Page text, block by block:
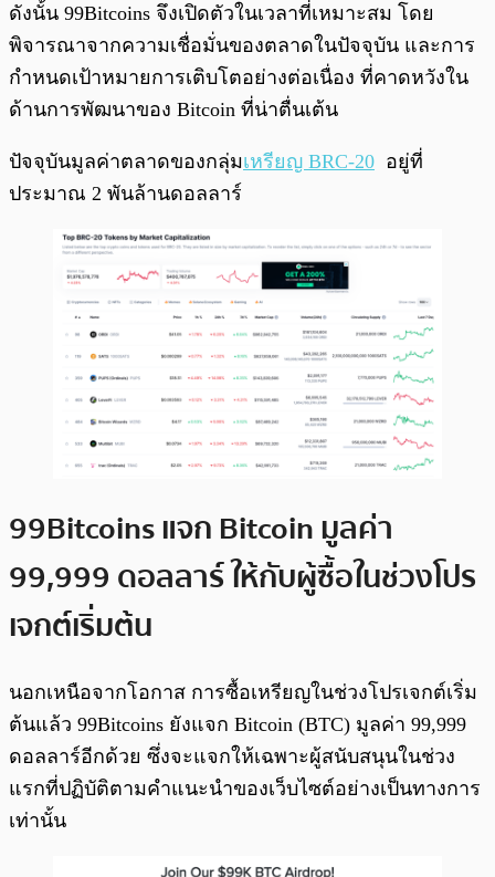
ดังนั้น 99Bitcoins จึงเปิดตัวในเวลาที่เหมาะสม โดย
พิจารณาจากความเชื่อมั่นของตลาดในปัจจุบัน และการ
กำหนดเป้าหมายการเติบโตอย่างต่อเนื่อง ที่คาดหวังใน
ด้านการพัฒนาของ Bitcoin ที่น่าตื่นเต้น
ปัจจุบันมูลค่าตลาดของกลุ่มเหรียญ BRC-20 อยู่ที่
ประมาณ 2 พันล้านดอลลาร์
99Bitcoins แจก Bitcoin มูลค่า
99,999 ดอลลาร์ ให้กับผู้ซื้อในช่วงโปร
เจกต์เริ่มต้น
นอกเหนือจากโอกาส การซื้อเหรียญในช่วงโปรเจกต์เริ่ม
ต้นแล้ว 99Bitcoins ยังแจก Bitcoin (BTC) มูลค่า 99,999
ดอลลาร์อีกด้วย ซึ่งจะแจกให้เฉพาะผู้สนับสนุนในช่วง
แรกที่ปฏิบัติตามคำแนะนำของเว็บไซต์อย่างเป็นทางการ
เท่านั้น